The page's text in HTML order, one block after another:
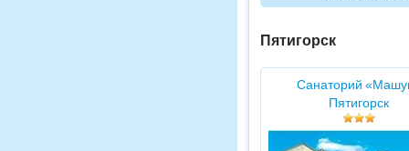
Пятигорск
Санаторий
Пятигорск